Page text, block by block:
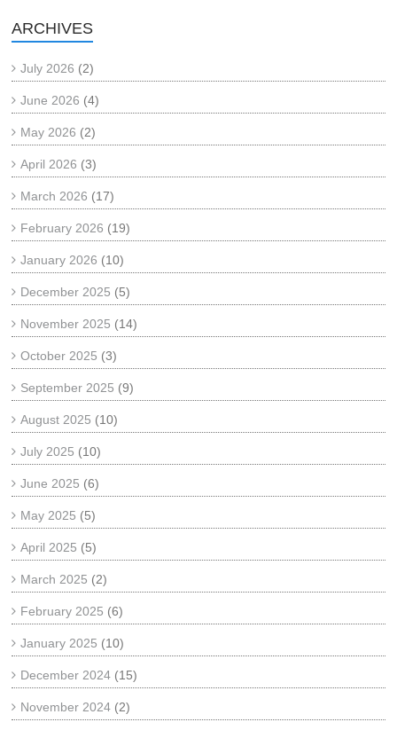
ARCHIVES
July 2026 (2)
June 2026 (4)
May 2026 (2)
April 2026 (3)
March 2026 (17)
February 2026 (19)
January 2026 (10)
December 2025 (5)
November 2025 (14)
October 2025 (3)
September 2025 (9)
August 2025 (10)
July 2025 (10)
June 2025 (6)
May 2025 (5)
April 2025 (5)
March 2025 (2)
February 2025 (6)
January 2025 (10)
December 2024 (15)
November 2024 (2)